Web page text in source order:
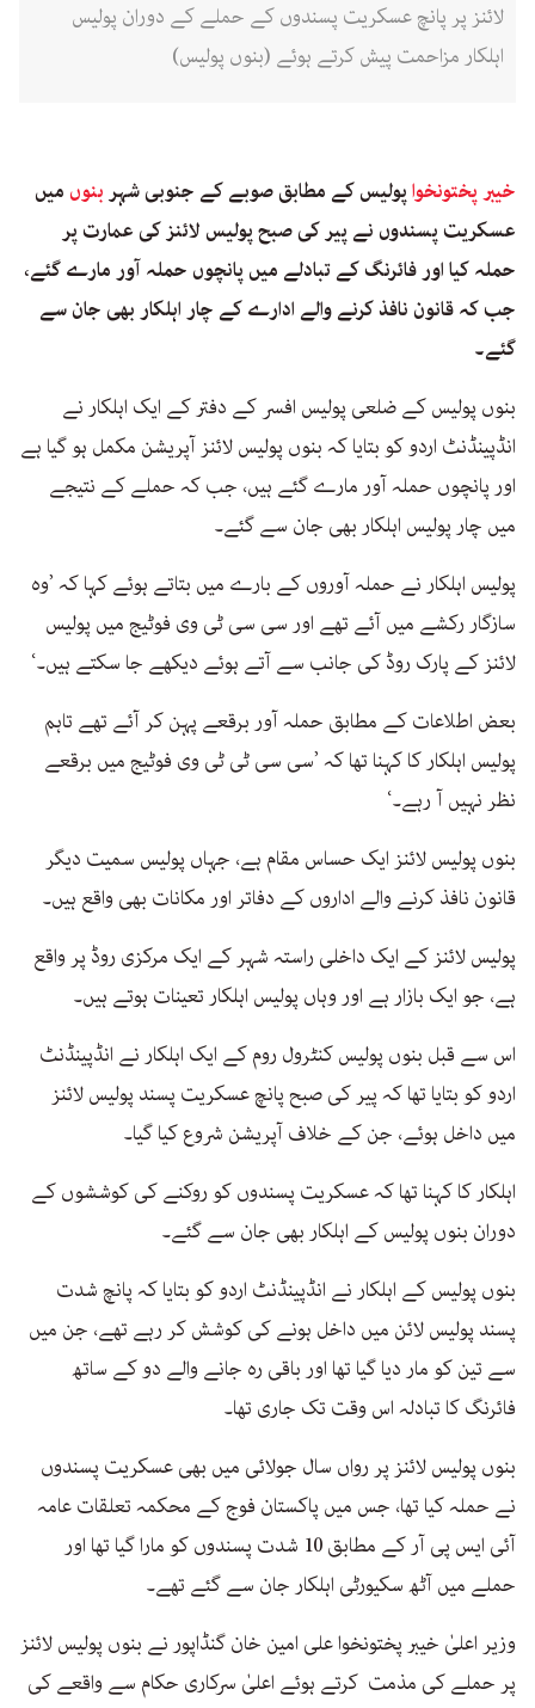
لائنز پر پانچ عسکریت پسندوں کے حملے کے دوران پولیس
اہلکار مزاحمت پیش کرتے ہوئے (بنوں پولیس)
خیبر پختونخواپولیس کے مطابق صوبے کے جنوبی شہر بنوں میں
عسکریت پسندوں نے پیر کی صبح پولیس لائنز کی عمارت پر
حملہ کیا اور فائرنگ کے تبادلے میں پانچوں حملہ آور مارے گئے،
جب کہ قانون نافذ کرنے والے ادارے کے چار اہلکار بھی جان سے
گئے۔
بنوں پولیس کے ضلعی پولیس افسر کے دفتر کے ایک اہلکار نے
انڈپینڈنٹ اردو کو بتایا کہ بنوں پولیس لائنز آپریشن مکمل ہو گیا ہے
اور پانچوں حملہ آور مارے گئے ہیں، جب کہ حملے کے نتیجے
میں چار پولیس اہلکار بھی جان سے گئے۔
پولیس اہلکار نے حملہ آوروں کے بارے میں بتاتے ہوئے کہا کہ ’وہ
سازگار رکشے میں آئے تھے اور سی سی ٹی وی فوٹیج میں پولیس
لائنز کے پارک روڈ کی جانب سے آتے ہوئے دیکھے جا سکتے ہیں۔‘
بعض اطلاعات کے مطابق حملہ آور برقعے پہن کر آئے تھے تاہم
پولیس اہلکار کا کہنا تھا کہ ’سی سی ٹی ٹی وی فوٹیج میں برقعے
نظر نہیں آ رہے۔‘
بنوں پولیس لائنز ایک حساس مقام ہے، جہاں پولیس سمیت دیگر
قانون نافذ کرنے والے اداروں کے دفاتر اور مکانات بھی واقع ہیں۔
پولیس لائنز کے ایک داخلی راستہ شہر کے ایک مرکزی روڈ پر واقع
ہے، جو ایک بازار ہے اور وہاں پولیس اہلکار تعینات ہوتے ہیں۔
اس سے قبل بنوں پولیس کنٹرول روم کے ایک اہلکار نے انڈپینڈنٹ
اردو کو بتایا تھا کہ پیر کی صبح پانچ عسکریت پسند پولیس لائنز
میں داخل ہوئے، جن کے خلاف آپریشن شروع کیا گیا۔
اہلکار کا کہنا تھا کہ عسکریت پسندوں کو روکنے کی کوششوں کے
دوران بنوں پولیس کے اہلکار بھی جان سے گئے۔
بنوں پولیس کے اہلکار نے انڈپینڈنٹ اردو کو بتایا کہ پانچ شدت
پسند پولیس لائن میں داخل ہونے کی کوشش کر رہے تھے، جن میں
سے تین کو مار دیا گیا تھا اور باقی رہ جانے والے دو کے ساتھ
فائرنگ کا تبادلہ اس وقت تک جاری تھا۔
بنوں پولیس لائنز پر رواں سال جولائی میں بھی عسکریت پسندوں
نے حملہ کیا تھا، جس میں پاکستان فوج کے محکمہ تعلقات عامہ
آئی ایس پی آر کے مطابق 10 شدت پسندوں کو مارا گیا تھا اور
حملے میں آٹھ سکیورٹی اہلکار جان سے گئے تھے۔
وزیر اعلیٰ خیبر پختونخوا علی امین خان گنڈاپور نے بنوں پولیس لائنز
پر حملے کی مذمت کرتے ہوئے اعلیٰ سرکاری حکام سے واقعے کی